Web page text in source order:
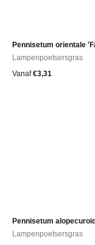
Pennisetum orientale
Lampenpoetsersgras
Vanaf €3,31
Lampenpoetsersgras